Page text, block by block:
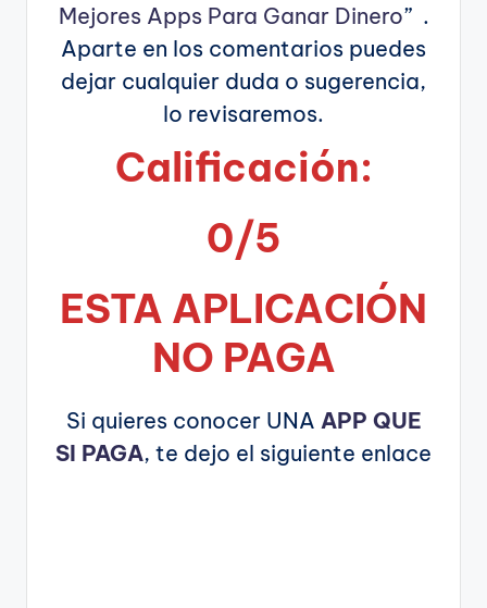
Mejores Apps Para Ganar Dinero” .
Aparte en los comentarios puedes
dejar cualquier duda o sugerencia,
lo revisaremos.
Calificación:
0/5
ESTA APLICACIÓN
NO PAGA
Si quieres conocer UNA APP QUE
SI PAGA, te dejo el siguiente enlace